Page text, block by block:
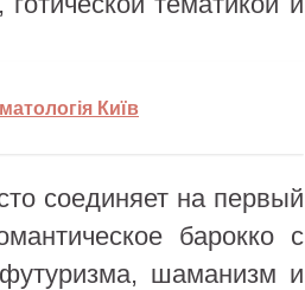
Київ
соединяет на первый
барокко с
шаманизм и